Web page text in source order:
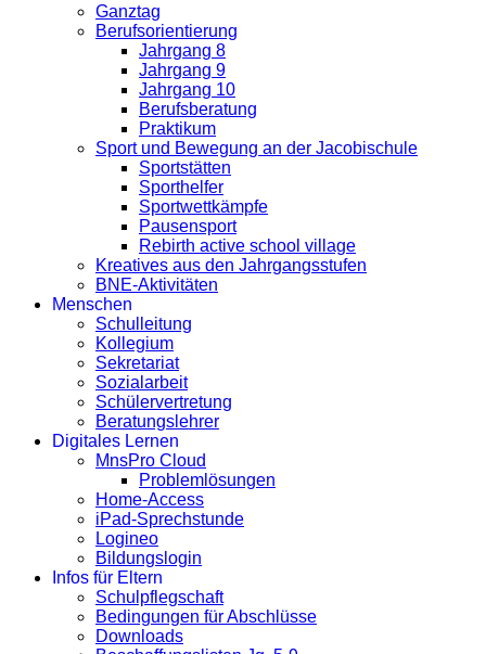
Ganztag
Berufsorientierung
Jahrgang 8
Jahrgang 9
Jahrgang 10
Berufsberatung
Praktikum
Sport und Bewegung an der Jacobischule
Sportstätten
Sporthelfer
Sportwettkämpfe
Pausensport
Rebirth active school village
Kreatives aus den Jahrgangsstufen
BNE-Aktivitäten
Menschen
Schulleitung
Kollegium
Sekretariat
Sozialarbeit
Schülervertretung
Beratungslehrer
Digitales Lernen
MnsPro Cloud
Problemlösungen
Home-Access
iPad-Sprechstunde
Logineo
Bildungslogin
Infos für Eltern
Schulpflegschaft
Bedingungen für Abschlüsse
Downloads